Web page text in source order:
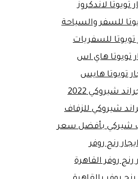
تويوتا لاندكروز
للسفر والسياحة
تويوتا للسفريات
تويوتا هاي اس
تويوتا هايس
شيروكي 2022
شيروكي للزفاف
شيركي بأفضل سعر
رنج روفر
رنج روفر القاهرة